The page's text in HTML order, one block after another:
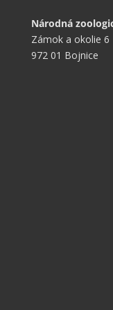
Národná
Zámok a okolie 6
972 01 Bojnice